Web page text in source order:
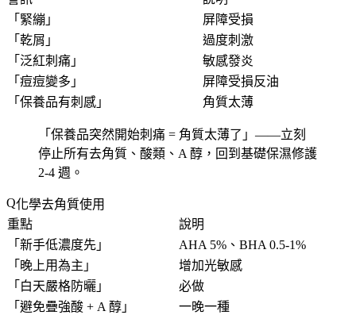
「 緊繃 」
屏障受損
「 乾屑 」
過度刺激
「 泛紅刺痛 」
敏感發炎
「 痘痘變多 」
屏障受損反油
「 保養品有刺感 」 角質太薄
「 保養品突然開始刺痛 = 角質太薄了 」——立刻
停止所有去角質、酸類、A 醇，回到基礎保濕修護
2-4 週。
化學去角質使用
重點
說明
「 新手低濃度先 」
AHA 5%、BHA 0.5-1%
「 晚上用為主 」
增加光敏感
「 白天嚴格防曬 」
必做
「 避免疊強酸 + A 醇 」
一晚一種